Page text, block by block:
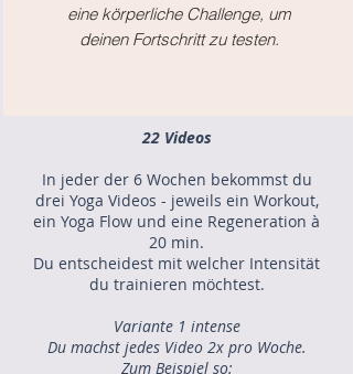
eine körperliche Challenge, um
deinen Fortschritt zu testen.
22 Videos
In jeder der 6 Wochen bekommst du
drei Yoga Videos - jeweils ein Workout,
ein Yoga Flow und eine Regeneration à
20 min.
Du entscheidest mit welcher Intensität
du trainieren möchtest.
Variante 1 intense
Du machst jedes Video 2x pro Woche.
Zum Beispiel so: